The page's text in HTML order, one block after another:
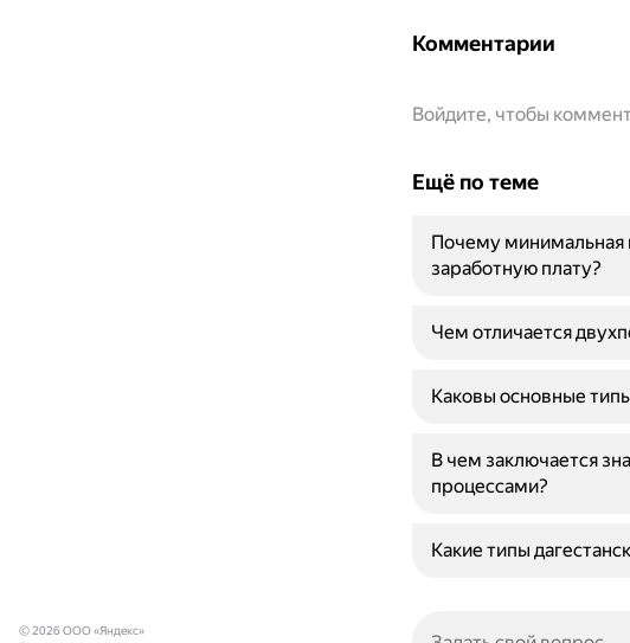
Комментарии
Войдите, чтобы
Ещё по теме
Почему минимальная
заработную плату?
Чем отличается
Каковы основные
В чем заключается
процессами?
Какие типы
© 2026 ООО «Яндекс»